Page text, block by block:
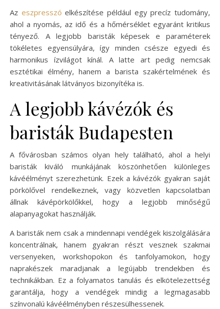
Az eszpresszó elkészítése például egy precíz tudomány,
ahol a nyomás, az idő és a hőmérséklet egyaránt kritikus
tényező. A legjobb baristák képesek e paraméterek
tökéletes egyensúlyára, így minden csésze egyedi és
harmonikus ízvilágot kínál. A latte art pedig nemcsak
esztétikai élmény, hanem a barista szakértelmének és
kreativitásának látványos bizonyítéka is.
A legjobb kávézók és
baristák Budapesten
A fővárosban számos olyan hely található, ahol a helyi
baristák kiváló munkájának köszönhetően különleges
kávéélményt szerezhetünk. Ezek a kávézók gyakran saját
pörkölővel rendelkeznek, vagy közvetlen kapcsolatban
állnak kávépörkölőkkel, hogy a legjobb minőségű
alapanyagokat használják.
A baristák nem csak a mindennapi vendégek kiszolgálására
koncentrálnak, hanem gyakran részt vesznek szakmai
versenyeken, workshopokon és tanfolyamokon, hogy
naprakészek maradjanak a legújabb trendekben és
technikákban. Ez a folyamatos tanulás és elkötelezettség
garantálja, hogy a vendégek mindig a legmagasabb
színvonalú kávéélményben részesülhessenek.